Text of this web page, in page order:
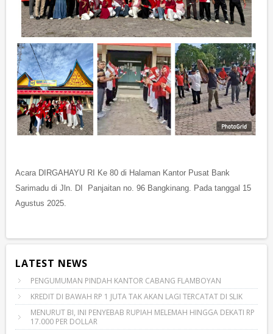
Acara DIRGAHAYU RI Ke 80 di Halaman Kantor Pusat Bank
Sarimadu di Jln. DI Panjaitan no. 96 Bangkinang. Pada tanggal 15
Agustus 2025.
LATEST NEWS
PENGUMUMAN PINDAH KANTOR CABANG FLAMBOYAN
KREDIT DI BAWAH RP 1 JUTA TAK AKAN LAGI TERCATAT DI SLIK
MENURUT BI, INI PENYEBAB RUPIAH MELEMAH HINGGA DEKATI RP
17.000 PER DOLLAR